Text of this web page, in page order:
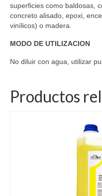
superficies como baldosas,
concreto alisado, epoxi,
vinílicos) o madera.
MODO DE UTILIZACION
No diluir con agua, utilizar
Productos